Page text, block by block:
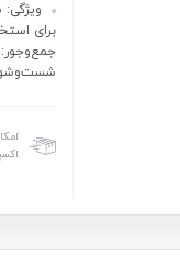
برای
شست‌وشوی